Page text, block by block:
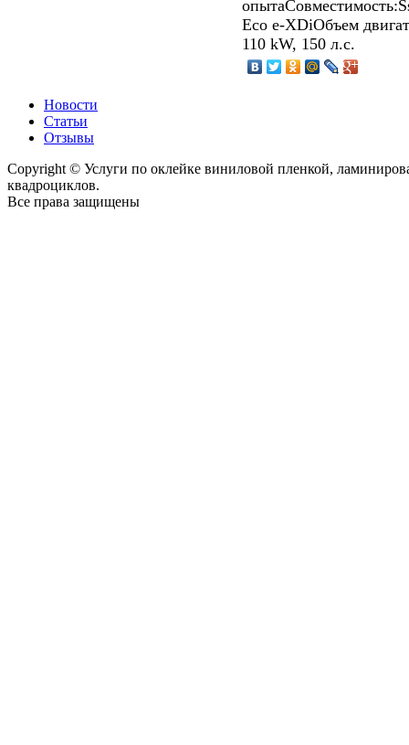
Eco e-XDiОбъем
110 kW, 150 л.с.
Новости
Статьи
Отзывы
Copyright © Услуги по оклейке виниловой пленкой,
квадроциклов.
Все права защищены